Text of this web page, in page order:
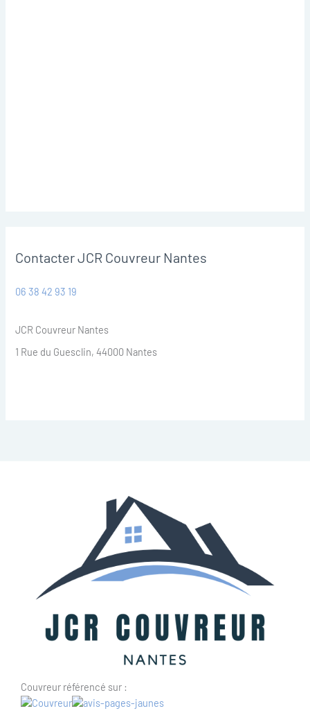
Contacter JCR Couvreur Nantes
06 38 42 93 19
JCR Couvreur Nantes
1 Rue du Guesclin, 44000 Nantes
Couvreur référencé sur :